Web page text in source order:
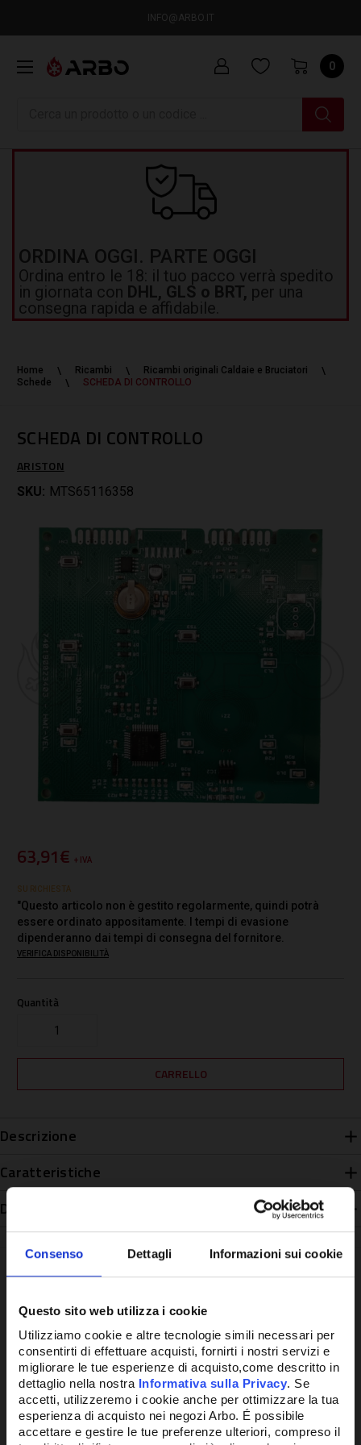
Consenso Dettagli Informazioni sui cookie
Questo sito web utilizza i cookie
Utilizziamo cookie e altre tecnologie simili necessari per
consentirti di effettuare acquisti, fornirti i nostri servizi e
migliorare le tue esperienze di acquisto,come descritto in
dettaglio nella nostra Informativa sulla Privacy. Se
accetti, utilizzeremo i cookie anche per ottimizzare la tua
esperienza di acquisto nei negozi Arbo. É possibile
accettare e gestire le tue preferenze ulteriori, compreso il
INFO@ARBO.IT
0
ORDINA OGGI. PARTE OGGI
Ordina entro le 18: il tuo pacco verrà spedito
in giornata con DHL, GLS o BRT, per una
consegna rapida e affidabile.
Home Ricambi
Ricambi originali Caldaie e Bruciatori
Schede
SCHEDA DI CONTROLLO
SCHEDA DI CONTROLLO
ARISTON
SKU: MTS65116358
63,91€ + IVA
SU RICHIESTA
"Questo articolo non è gestito regolarmente, quindi potrà
essere ordinato appositamente. I tempi di evasione
dipenderanno dai tempi di consegna del fornitore.
VERIFICA DISPONIBILITÀ
Quantità
Descrizione
Caratteristiche
Disponibilità
Potrebbe anche interessarti